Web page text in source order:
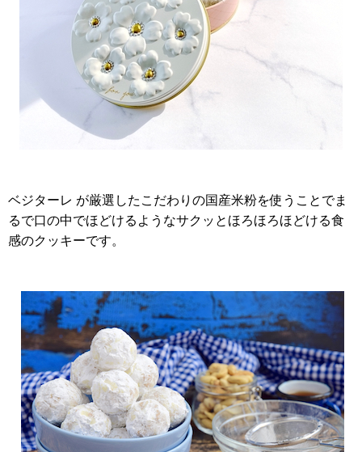
ベジターレ が厳選したこだわりの国産米粉を使うことでま
るで口の中でほどけるようなサクッとほろほろほどける食
感のクッキーです。